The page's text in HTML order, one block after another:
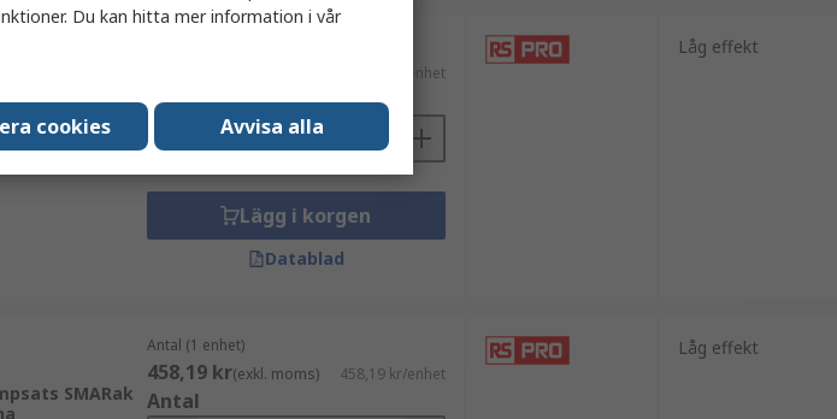
282-3276
449,68 kr/enhet
Antal
Lägg i korgen
Datablad
Låg effekt
SMARak
Antal (1 enhet)
458,19 kr(exkl. moms) 458,19 kr/enhet
Antal
Låg effekt
Du kan hitta mer information i vår
cookies Avvisa alla